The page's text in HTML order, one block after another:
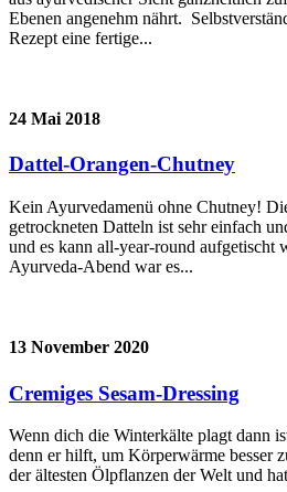
Ebenen angenehm nährt.
Rezept eine fertige...
24 Mai 2018
Dattel-Orangen-Chutney
Kein Ayurvedamenü ohne Chutney!
getrockneten Datteln ist sehr einfach
und es kann all-year-round aufgetischt
Ayurveda-Abend war es...
13 November 2020
Cremiges Sesam-Dressing
Wenn dich die Winterkälte plagt dann
denn er hilft, um Körperwärme besser
der ältesten Ölpflanzen der Welt und